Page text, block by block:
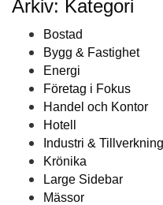
Arkiv: Kategori
Bostad
Bygg & Fastighet
Energi
Företag i Fokus
Handel och Kontor
Hotell
Industri & Tillverkning
Krönika
Large Sidebar
Mässor